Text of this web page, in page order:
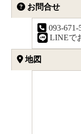
お問合せ
093-671-
LINEで
地図